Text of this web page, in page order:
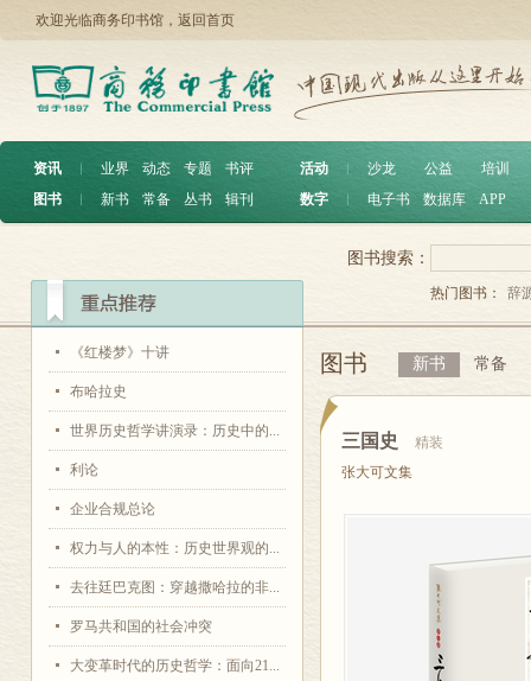
欢迎光临商务印书馆， 返回首页
资讯 ︱ 业界 动态 专题
书评
图书
︱ 新书 常备 丛书 辑刊
活动 沙龙 公益
培训
数字
电子书 数据库 APP
《红楼梦》十讲
布哈拉史
世界历史哲学讲演录：历史中的...
利论
企业合规总论
权力与人的本性：历史世界观的...
去往廷巴克图：穿越撒哈拉的非...
罗马共和国的社会冲突
大变革时代的历史哲学：面向21...
图书搜索：
热门图书： 辞
图书 新书 常备
三国史
精装
张大可文集